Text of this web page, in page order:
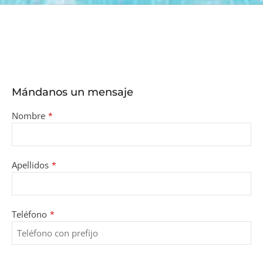
Mándanos un mensaje
Nombre *
Apellidos *
Teléfono *